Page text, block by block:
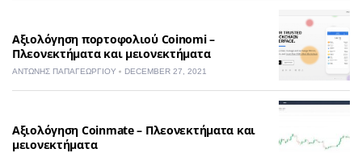
Αξιολόγηση πορτοφολιού Coinomi –
Πλεονεκτήματα και μειονεκτήματα
ΑΝΤΏΝΗΣ ΠΑΠΑΓΕΩΡΓΊΟΥ DECEMBER 27, 2021
Αξιολόγηση Coinmate – Πλεονεκτήματα και
μειονεκτήματα